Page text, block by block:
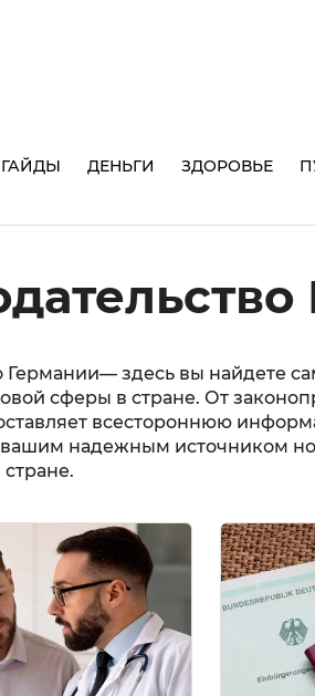
ГАЙДЫ ДЕНЬГИ ЗДОРОВЬЕ
Германии— здесь вы найдете
сферы в стране. От
всестороннюю
надежным источником